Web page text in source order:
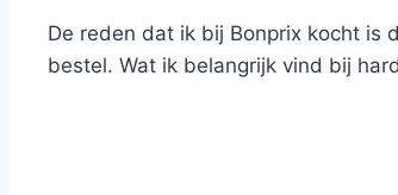
De reden dat ik bij Bonprix kocht is
bestel. Wat ik belangrijk vind bij